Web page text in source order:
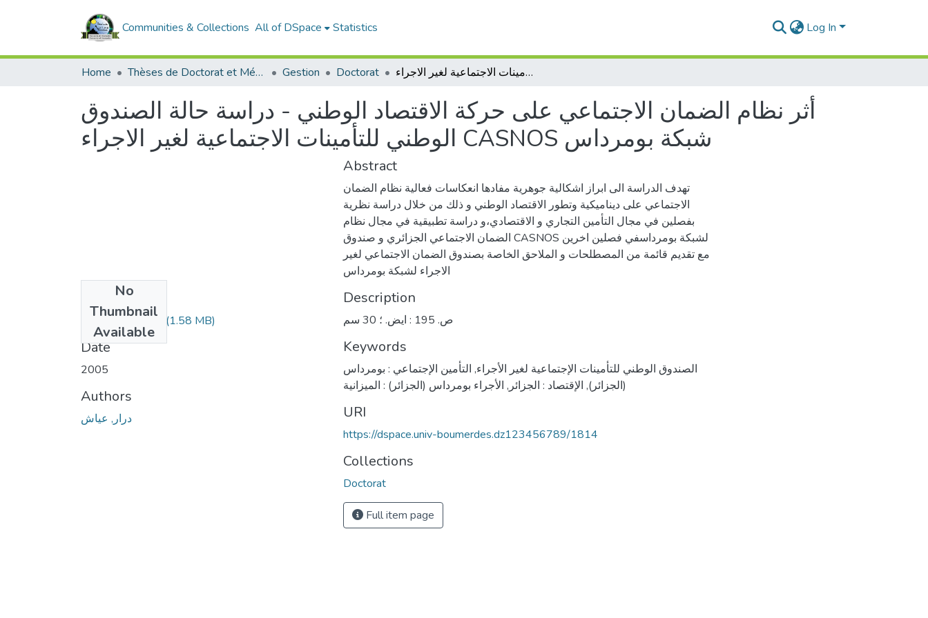
Communities & Collections All of DSpace Statistics Log In
Home Thèses de Doctorat et Mémoires de Magister Gestion Doctorat أثر نظام الضمان الاجتماعي على حركة الاقتصاد الوطني - دراسة حالة الصندوق الوطني للتأمينات الاجتماعية لغير الاجراء CASNOS شبكة بومرداس
أثر نظام الضمان الاجتماعي على حركة الاقتصاد الوطني - دراسة حالة الصندوق
الوطني للتأمينات الاجتماعية لغير الاجراء CASNOS شبكة بومرداس
No
Thumbnail
Available
derrar ayache.pdf (1.58 MB)
Date
2005
Authors
درار, عياش
Abstract
تهدف الدراسة الى ابراز اشكالية جوهرية مفادها انعكاسات فعالية نظام الضمان
الاجتماعي على ديناميكية وتطور الاقتصاد الوطني و ذلك من خلال دراسة نظرية
بفصلين في مجال التأمين التجاري و الاقتصادي،و دراسة تطبيقية في مجال نظام
الضمان الاجتماعي الجزائري و صندوق CASNOS لشبكة بومرداسفي فصلين اخرين
مع تقديم قائمة من المصطلحات و الملاحق الخاصة بصندوق الضمان الاجتماعي لغير
الاجراء لشبكة بومرداس
Description
ص. 195 : ايض. ؛ 30 سم
Keywords
الصندوق الوطني للتأمينات الإجتماعية لغير الأجراء, التأمين الإجتماعي : بومرداس
(الجزائر), الإقتصاد : الجزائر , الأجراء بومرداس (الجزائر) : الميزانية
URI
https://dspace.univ-boumerdes.dz123456789/1814
Collections
Doctorat
Full item page